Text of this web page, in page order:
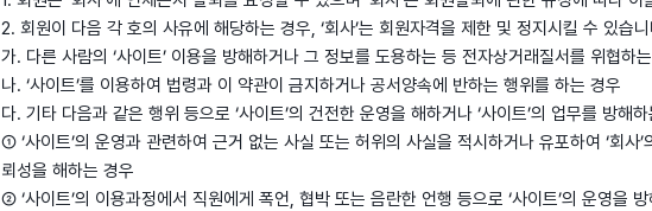
2. 회원이 다음 각 호의 사유에 해당하는 경우, ‘회사’는 회원자격을 제한 및 정지시킬 수 있습
가. 다른 사람의 ‘사이트’ 이용을 방해하거나 그 정보를 도용하는 등 전자상거래질서를 위협하
나. ‘사이트’를 이용하여 법령과 이 약관이 금지하거나 공서양속에 반하는 행위를 하는 경우
다. 기타 다음과 같은 행위 등으로 ‘사이트’의 건전한 운영을 해하거나 ‘사이트’의 업무를 방해
① ‘사이트’의 운영과 관련하여 근거 없는 사실 또는 허위의 사실을 적시하거나 유포하여 ‘회사’
뢰성을 해하는 경우
② ‘사이트’의 이용과정에서 직원에게 폭언, 협박 또는 음란한 언행 등으로 ‘사이트’의 운영을